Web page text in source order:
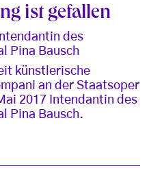
ist gefallen
des
Pina Bausch
künstlerische
an der Staatsoper
2017 Intendantin des
Pina Bausch.